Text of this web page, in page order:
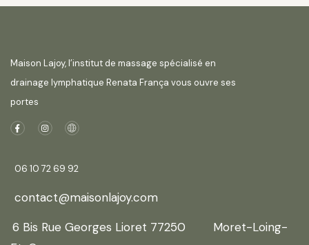
Maison Lajoy, l’institut de massage spécialisé en
drainage lymphatique Renata França vous ouvre ses
portes
06 10 72 69 92
contact@maisonlajoy.com
6 Bis Rue Georges Lioret 77250 Moret-Loing-